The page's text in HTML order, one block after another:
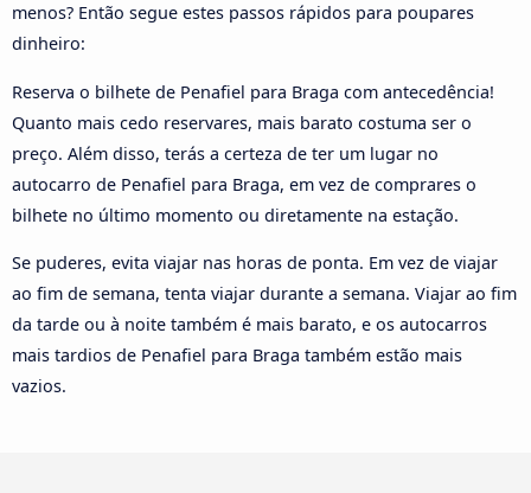
menos? Então segue estes passos rápidos para poupares
dinheiro:
Reserva o bilhete de Penafiel para Braga com antecedência!
Quanto mais cedo reservares, mais barato costuma ser o
preço. Além disso, terás a certeza de ter um lugar no
autocarro de Penafiel para Braga, em vez de comprares o
bilhete no último momento ou diretamente na estação.
Se puderes, evita viajar nas horas de ponta. Em vez de viajar
ao fim de semana, tenta viajar durante a semana. Viajar ao fim
da tarde ou à noite também é mais barato, e os autocarros
mais tardios de Penafiel para Braga também estão mais
vazios.